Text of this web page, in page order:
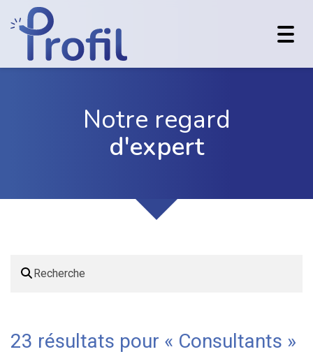
Notre regard
d'expert
23 résultats pour « Consultants »